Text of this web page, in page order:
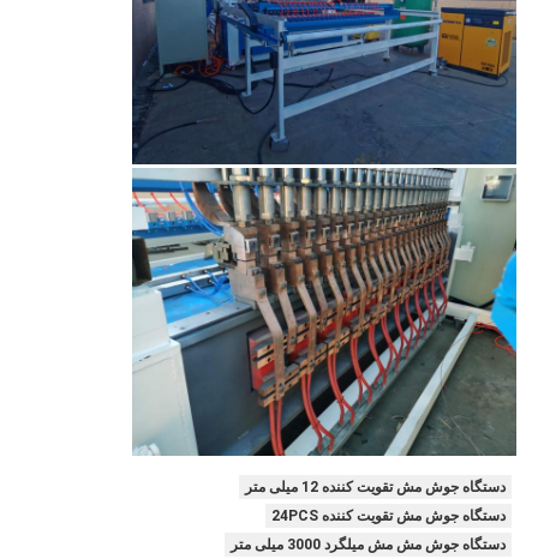
دستگاه جوش مش تقویت کننده 12 میلی متر
دستگاه جوش مش تقویت کننده 24PCS
دستگاه جوش مش مش میلگرد 3000 میلی متر